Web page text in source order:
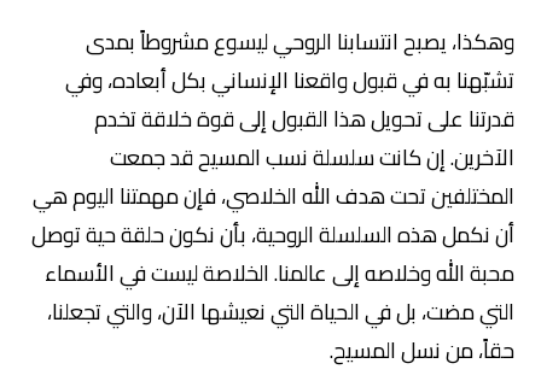
وهكذا، يصبح انتسابنا الروحي ليسوع مشروطاً بمدى
تشبّهنا به في قبول واقعنا الإنساني بكل أبعاده، وفي
قدرتنا على تحويل هذا القبول إلى قوة خلاقة تخدم
الآخرين. إن كانت سلسلة نسب المسيح قد جمعت
المختلفين تحت هدف الله الخلاصي، فإن مهمتنا اليوم هي
أن نكمل هذه السلسلة الروحية، بأن نكون حلقة حية توصل
محبة الله وخلاصه إلى عالمنا. الخلاصة ليست في الأسماء
التي مضت، بل في الحياة التي نعيشها الآن، والتي تجعلنا،
حقاً، من نسل المسيح.